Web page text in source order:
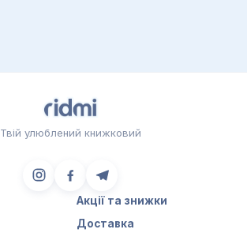
Твій улюблений книжковий
Акції та знижки
Доставка